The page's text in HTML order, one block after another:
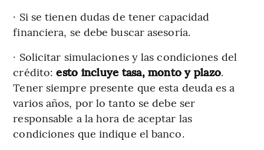
· Si se tienen dudas de tener capacidad
financiera, se debe buscar asesoría.
· Solicitar simulaciones y las condiciones del
crédito: esto incluye tasa, monto y plazo.
Tener siempre presente que esta deuda es a
varios años, por lo tanto se debe ser
responsable a la hora de aceptar las
condiciones que indique el banco.